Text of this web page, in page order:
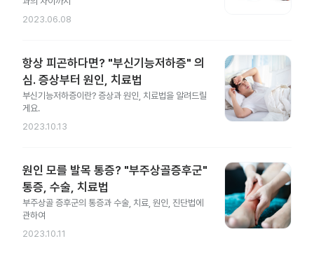
2023.06.08
항상 피곤하다면? "부신기능저하증" 의
심. 증상부터 원인, 치료법
부신기능저하증이란? 증상과 원인, 치료법을 알려드릴
게요.
2023.10.13
원인 모를 발목 통증? "부주상골증후군"
통증, 수술, 치료법
부주상골 증후군의 통증과 수술, 치료, 원인, 진단법에
관하여
2023.10.11